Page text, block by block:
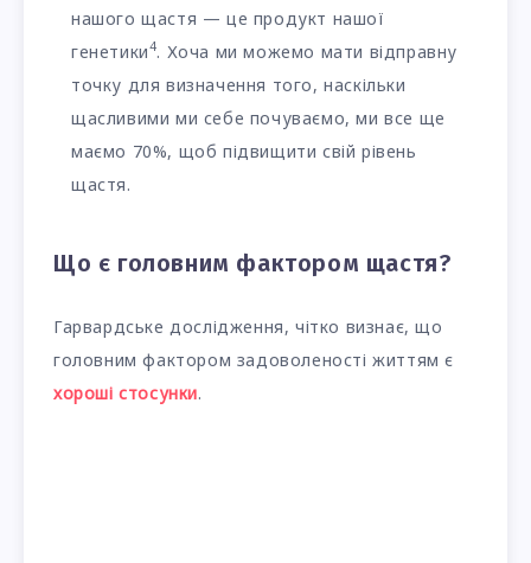
нашого щастя — це продукт нашої
генетики4. Хоча ми можемо мати відправну
точку для визначення того, наскільки
щасливими ми себе почуваємо, ми все ще
маємо 70%, щоб підвищити свій рівень
щастя.
Що є головним фактором щастя?
Гарвардське дослідження, чітко визнає, що
головним фактором задоволеності життям є
хороші стосунки.